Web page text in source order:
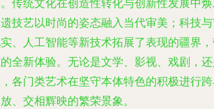
传统文化在创造性转化与创新性发展中
技艺以时尚的姿态融入当代审美；科技
、人工智能等新技术拓展了表现的疆界
全新体验。无论是文学、影视、戏剧，
各门类艺术在坚守本体特色的积极进行
、交相辉映的繁荣景象。